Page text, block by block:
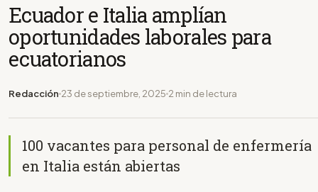
Ecuador e Italia amplían
oportunidades laborales para
ecuatorianos
Redacción 23 de septiembre, 2025 2 min de lectura
100 vacantes para personal de enfermería
en Italia están abiertas